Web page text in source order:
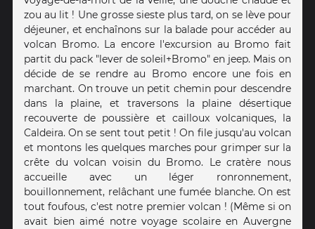
zou au lit ! Une grosse sieste plus tard, on se lève pour
déjeuner, et enchaînons sur la balade pour accéder au
volcan Bromo. La encore l'excursion au Bromo fait
partit du pack "lever de soleil+Bromo" en jeep. Mais on
décide de se rendre au Bromo encore une fois en
marchant. On trouve un petit chemin pour descendre
dans la plaine, et traversons la plaine désertique
recouverte de poussière et cailloux volcaniques, la
Caldeira. On se sent tout petit ! On file jusqu'au volcan
et montons les quelques marches pour grimper sur la
crête du volcan voisin du Bromo. Le cratère nous
accueille avec un léger ronronnement,
bouillonnement, relâchant une fumée blanche. On est
tout foufous, c'est notre premier volcan ! (Même si on
avait bien aimé notre voyage scolaire en Auvergne